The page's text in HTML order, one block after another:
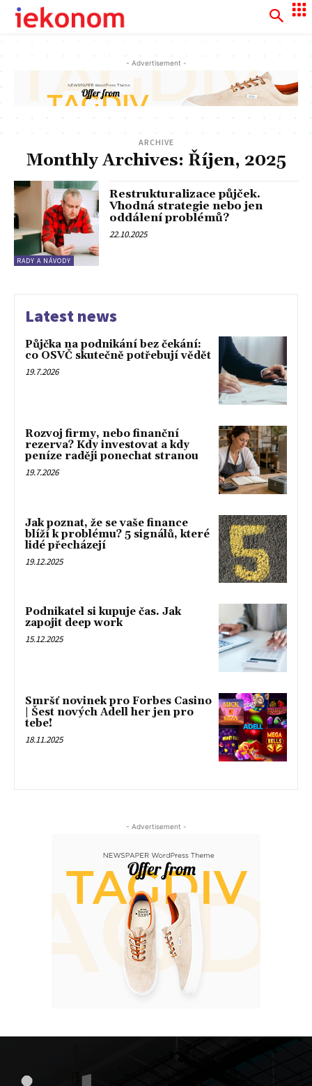
- Advertisement -
ARCHIVE
Monthly Archives: Říjen, 2025
RADY A NÁVODY
Restrukturalizace půjček.
Vhodná strategie nebo jen
oddálení problémů?
22.10.2025
Latest news
Půjčka na podnikání bez čekání:
co OSVČ skutečně potřebují vědět
19.7.2026
Rozvoj firmy, nebo finanční
rezerva? Kdy investovat a kdy
peníze raději ponechat stranou
19.7.2026
Jak poznat, že se vaše finance
blíží k problému? 5 signálů, které
lidé přecházejí
19.12.2025
Podnikatel si kupuje čas. Jak
zapojit deep work
15.12.2025
Smršť novinek pro Forbes Casino
| Šest nových Adell her jen pro
tebe!
18.11.2025
- Advertisement -